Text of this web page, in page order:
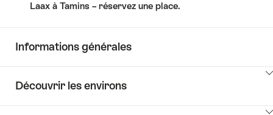
Laax à Tamins – réservez une place.
Informations générales
ici
Découvrir les environs